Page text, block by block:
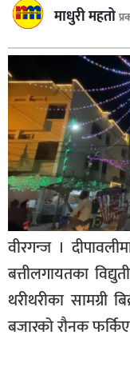
लुम्बिनी
गण्डकी
बागमती
कर्णाली
सुदूरपश्चिम
मधेश
विशेष
राजनीति
प्रमुख
समाचार
राष्ट्रिय
माधुरी महतो
वीरगन्ज ।
बत्तीलगायतका
थरीथरीका सामग्री
बजारको रौनक